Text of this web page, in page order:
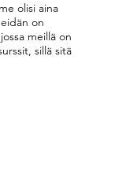
olisi aina
on
meillä on
sillä sitä